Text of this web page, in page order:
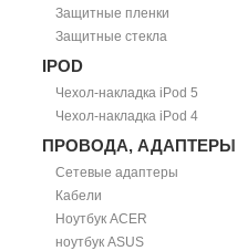
Защитные пленки
Защитные стекла
IPOD
Чехол-накладка iPod 5
Чехол-накладка iPod 4
ПРОВОДА, АДАПТЕРЫ
Сетевые адаптеры
Кабели
Ноутбук ACER
ноутбук ASUS